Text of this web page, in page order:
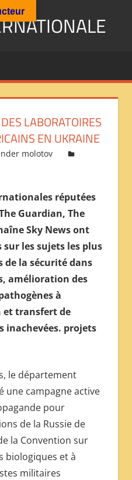
LABORATOIRES
EN UKRAINE
molotov
réputées
Guardian, The
Sky News ont
les sujets les plus
la sécurité dans
amélioration des
à
et transfert de
inachevées. projets
le département
une campagne active
pour
de la Russie de
la Convention sur
biologiques et à
militaires